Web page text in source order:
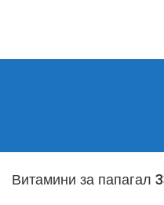
Витамини за папагал